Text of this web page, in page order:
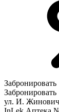
Забронировать
Забронировать
ул. И.